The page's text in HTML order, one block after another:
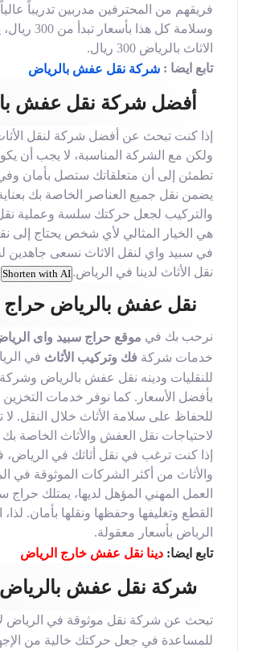
فريقهم من المحترفين مدربين تدريباً
وسلامة
الاثاث بالرياض 300 ريال.
تابع ايضا : شركة نقل عفش بالرياض
أفضل شركة نقل عفش
إذا كنت تبحث عن أفضل شركة لنقل
ولكن مع الشركة المناسبة، لا يجب أن
تطمئن إلى أن متعلقاتك ستصل بأمان وفي
يضمن نقل جميع العناصر الخاصة بك
والتركيب لجعل حركتك سلسة وعملية
هي الخيار المثالي لأي شخص يحتاج إلى
في سبيد واي لنقل الاثاث نسعى جاهدين
نقل الأثاث لدينا في الرياض. Shorten with AI
نقل عفش بالرياض حراج
نرحب بك في موقع حراج سبيد واى
خدمات شركة فك وتركيب الأثاث في
للنقليات ودينه نقل عفش بالرياض وشركة
بأفضل الأسعار. كما نوفر خدمات التخزين
للحفاظ على سلامة الأثاث خلال النقل.
لاحتياجات نقل العفش والأثاث الخاصة
والأثاث من أكثر الشركات الموثوقة في
العمل المهني المؤهل لديها، يمتلك
الرياض بأسعار معقولة.
تابع ايضا: دينا نقل عفش خارج الرياض
شركة نقل عفش بالرياض
تبحث عن شركة نقل موثوقة في الرياض
للمساعدة في جعل حركتك خالية من